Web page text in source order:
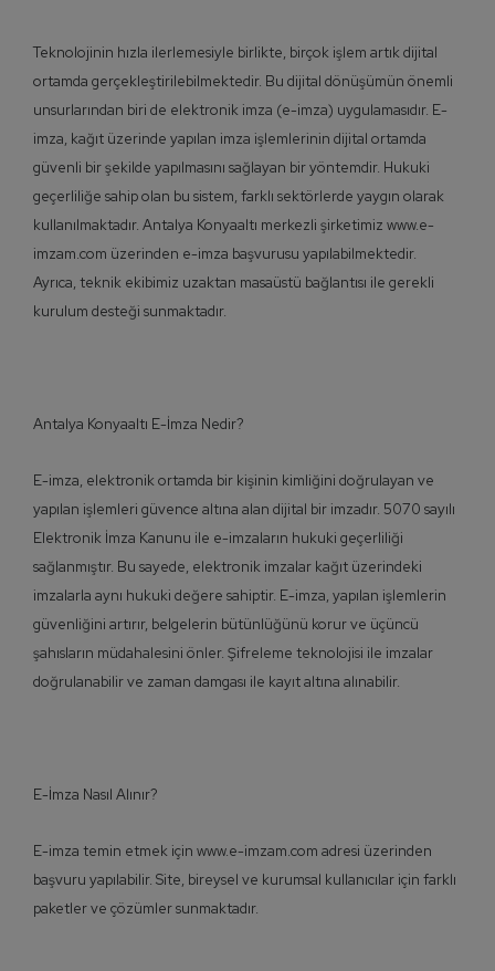
Teknolojinin hızla ilerlemesiyle birlikte, birçok işlem artık dijital
ortamda gerçekleştirilebilmektedir. Bu dijital dönüşümün önemli
unsurlarından biri de elektronik imza (e-imza) uygulamasıdır. E-
imza, kağıt üzerinde yapılan imza işlemlerinin dijital ortamda
güvenli bir şekilde yapılmasını sağlayan bir yöntemdir. Hukuki
geçerliliğe sahip olan bu sistem, farklı sektörlerde yaygın olarak
kullanılmaktadır. Antalya Konyaaltı merkezli şirketimiz www.e-
imzam.com üzerinden e-imza başvurusu yapılabilmektedir.
Ayrıca, teknik ekibimiz uzaktan masaüstü bağlantısı ile gerekli
kurulum desteği sunmaktadır.
Antalya Konyaaltı E-İmza Nedir?
E-imza, elektronik ortamda bir kişinin kimliğini doğrulayan ve
yapılan işlemleri güvence altına alan dijital bir imzadır. 5070 sayılı
Elektronik İmza Kanunu ile e-imzaların hukuki geçerliliği
sağlanmıştır. Bu sayede, elektronik imzalar kağıt üzerindeki
imzalarla aynı hukuki değere sahiptir. E-imza, yapılan işlemlerin
güvenliğini artırır, belgelerin bütünlüğünü korur ve üçüncü
şahısların müdahalesini önler. Şifreleme teknolojisi ile imzalar
doğrulanabilir ve zaman damgası ile kayıt altına alınabilir.
E-İmza Nasıl Alınır?
E-imza temin etmek için www.e-imzam.com adresi üzerinden
başvuru yapılabilir. Site, bireysel ve kurumsal kullanıcılar için farklı
paketler ve çözümler sunmaktadır.